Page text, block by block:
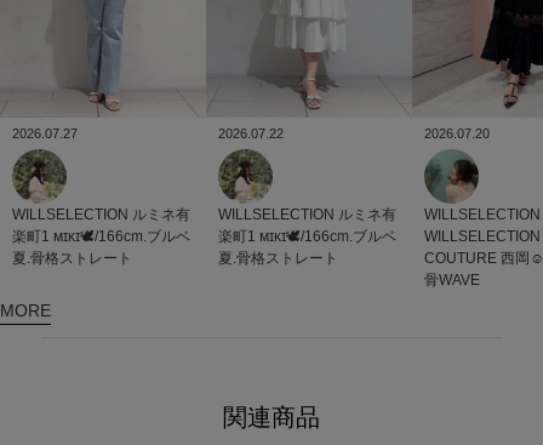
2026.07.27
WILLSELECTION ルミネ有
楽町1 ᴍɪᴋɪ🕊/166cm.ブルベ
夏.骨格ストレート
2026.07.22
WILLSELECTION ルミネ有
楽町1 ᴍɪᴋɪ🕊/166cm.ブルベ
夏.骨格ストレート
2026.07.20
WILLSELECTION
COUTURE 西岡
骨WAVE
MORE
関連商品